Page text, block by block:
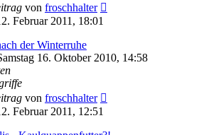
von froschhalter
Februar 2011, 18:01
der Winterruhe
16. Oktober 2010, 14:58
von froschhalter
Februar 2011, 12:51